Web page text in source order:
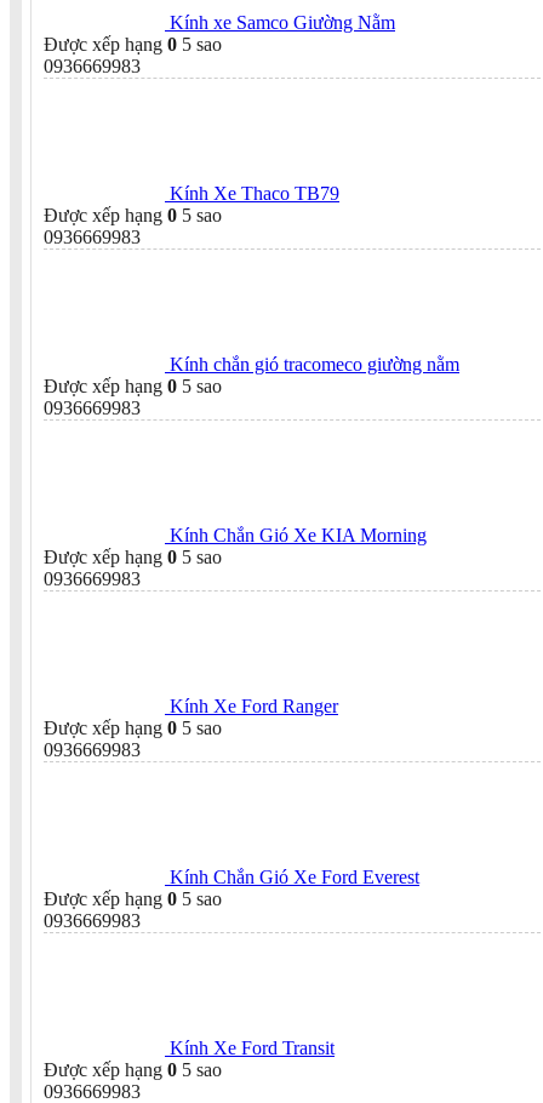
Kính xe Samco Giường Nằm
Được xếp hạng 0 5 sao
0936669983
Kính Xe Thaco TB79
Được xếp hạng 0 5 sao
0936669983
Kính chắn gió tracomeco giường nằm
Được xếp hạng 0 5 sao
0936669983
Kính Chắn Gió Xe KIA Morning
Được xếp hạng 0 5 sao
0936669983
Kính Xe Ford Ranger
Được xếp hạng 0 5 sao
0936669983
Kính Chắn Gió Xe Ford Everest
Được xếp hạng 0 5 sao
0936669983
Kính Xe Ford Transit
Được xếp hạng 0 5 sao
0936669983